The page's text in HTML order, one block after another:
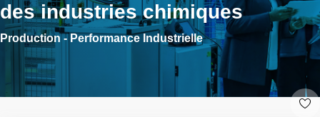
des industries chimiques
Production - Performance Industrielle